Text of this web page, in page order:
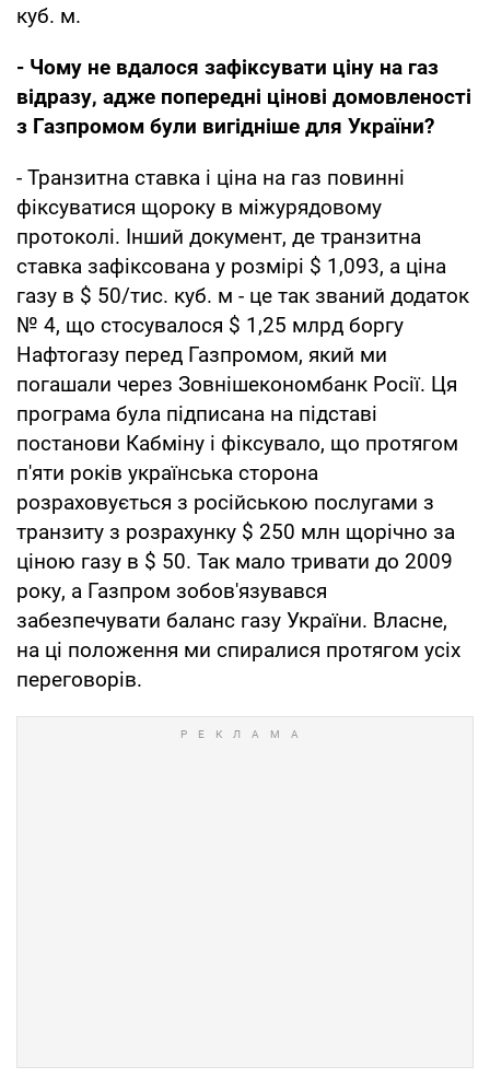
куб. м.
- Чому не вдалося зафіксувати ціну на газ
відразу, адже попередні цінові домовленості
з Газпромом були вигідніше для України?
- Транзитна ставка і ціна на газ повинні
фіксуватися щороку в міжурядовому
протоколі. Інший документ, де транзитна
ставка зафіксована у розмірі $ 1,093, а ціна
газу в $ 50/тис. куб. м - це так званий додаток
№ 4, що стосувалося $ 1,25 млрд боргу
Нафтогазу перед Газпромом, який ми
погашали через Зовнішекономбанк Росії. Ця
програма була підписана на підставі
постанови Кабміну і фіксувало, що протягом
п'яти років українська сторона
розраховується з російською послугами з
транзиту з розрахунку $ 250 млн щорічно за
ціною газу в $ 50. Так мало тривати до 2009
року, а Газпром зобов'язувався
забезпечувати баланс газу України. Власне,
на ці положення ми спиралися протягом усіх
переговорів.